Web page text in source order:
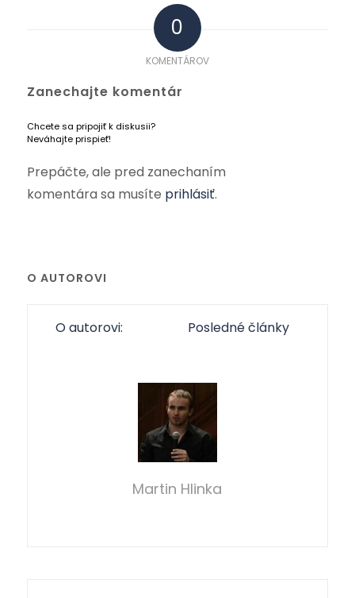
0
KOMENTÁROV
Zanechajte komentár
Chcete sa pripojiť k diskusii?
Neváhajte prispieť!
Prepáčte, ale pred zanechaním
komentára sa musíte prihlásiť.
O AUTOROVI
O autorovi: Posledné články
Martin Hlinka